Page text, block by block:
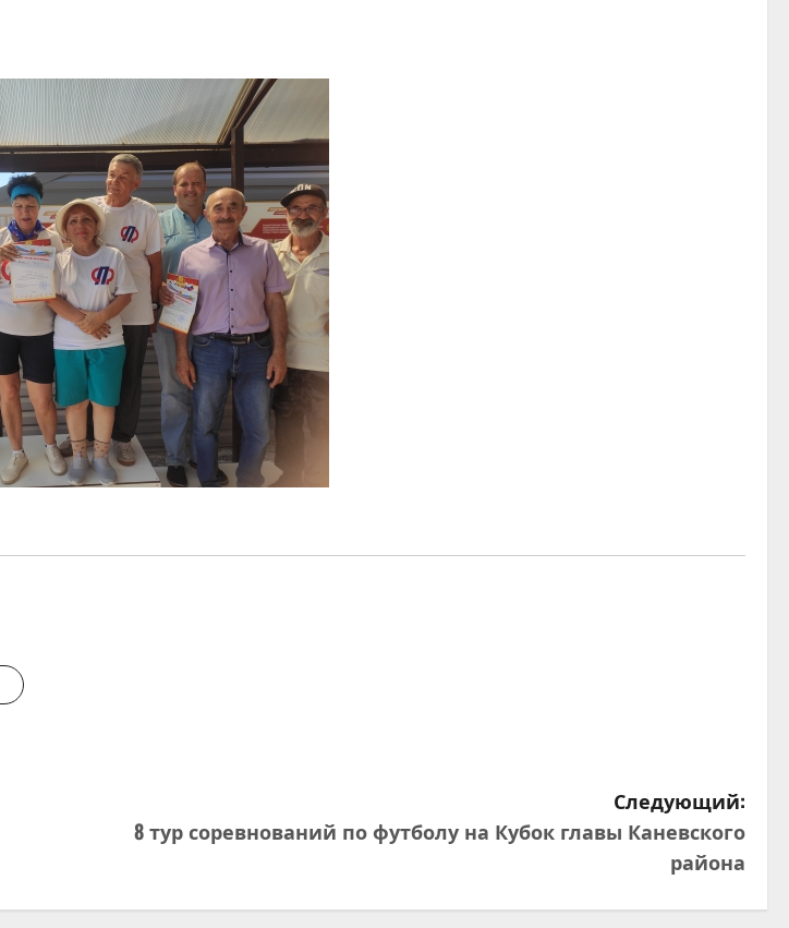
Следующий:
8 тур соревнований по футболу на Кубок главы Каневского
района